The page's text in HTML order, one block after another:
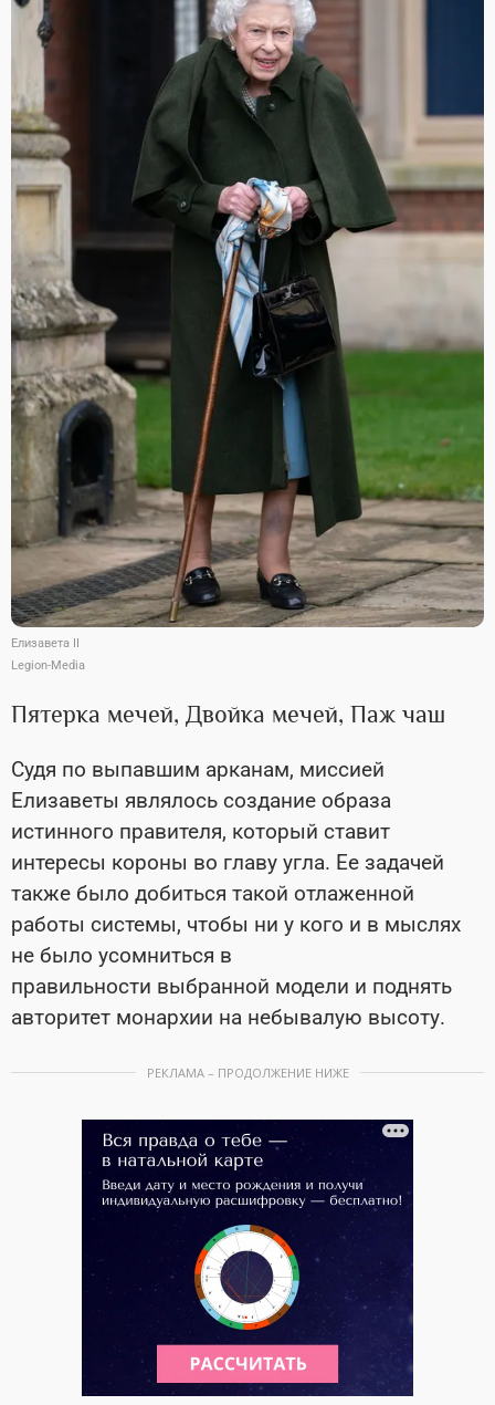
Елизавета II
Legion-Media
Пятерка мечей, Двойка мечей, Паж чаш
Судя по выпавшим арканам, миссией
Елизаветы являлось создание образа
истинного правителя, который ставит
интересы короны во главу угла. Ее задачей
также было добиться такой отлаженной
работы системы, чтобы ни у кого и в мыслях
не было усомниться в
правильности выбранной модели и поднять
авторитет монархии на небывалую высоту.
РЕКЛАМА – ПРОДОЛЖЕНИЕ НИЖЕ